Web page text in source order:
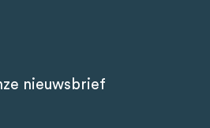
nieuwsbrief